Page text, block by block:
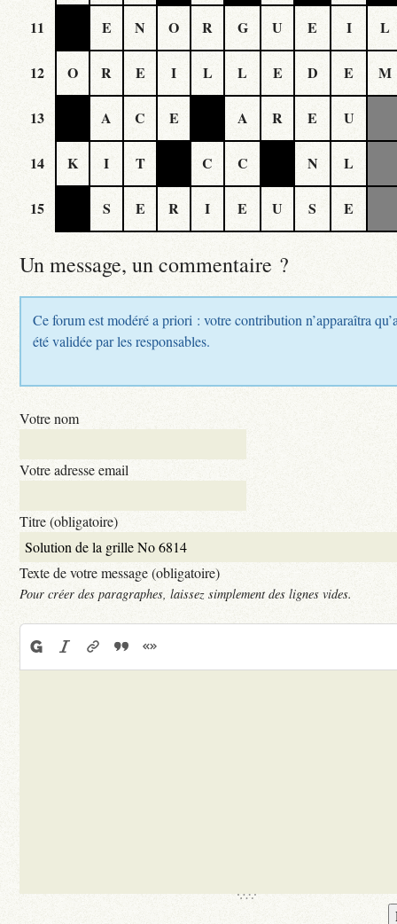
11 E N O R G U E I L
12 O R E I L L E D E M
13 A C E A R E U
14 K I T C C N L
15 S E R I E U S E
Un message, un commentaire ?
Ce forum est modéré a priori : votre contribution n’apparaîtra
été validée par les responsables.
Votre nom
Votre adresse email
Titre (obligatoire)
Texte de votre message (obligatoire)
Pour créer des paragraphes, laissez simplement des lignes vides.